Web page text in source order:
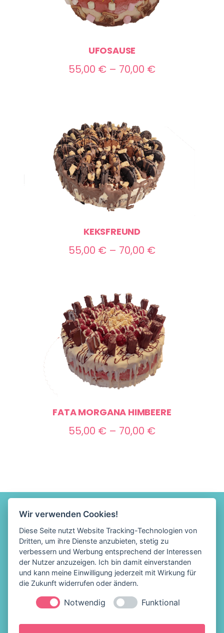
UFOSAUSE
55,00 € – 70,00 €Preisspanne:
KEKSFREUND
55,00 € – 70,00 €Preisspanne:
FATA MORGANA HIMBEERE
55,00 € – 70,00 €Preisspanne:
Löffelhelden Eis &
Wir verwenden Cookies!
Diese Seite nutzt Website Tracking-Technologien von
Dritten, um ihre Dienste anzubieten, stetig zu
verbessern und Werbung entsprechend der Interessen
der Nutzer anzuzeigen. Ich bin damit einverstanden
und kann meine Einwilligung jederzeit mit Wirkung für
die Zukunft widerrufen oder ändern.
Notwendig Funktional